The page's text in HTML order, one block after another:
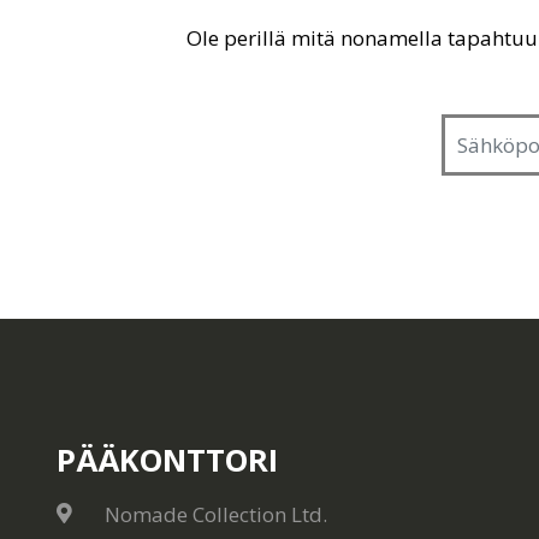
Ole perillä mitä nonamella
PÄÄKONTTORI
Nomade Collection Ltd.